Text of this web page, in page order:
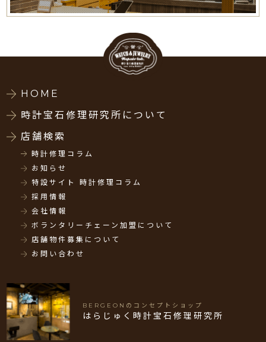
HOME
時計宝石修理研究所について
店舗検索
時計修理コラム
お知らせ
特設サイト 時計修理コラム
採用情報
会社情報
ボランタリーチェーン加盟について
店舗物件募集について
お問い合わせ
BERGEONのコンセプトショップ
はらじゅく時計宝石修理研究所